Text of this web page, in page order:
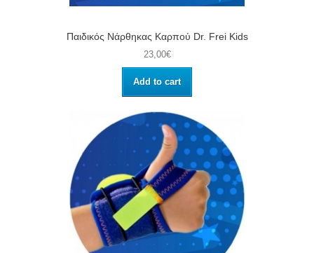
Παιδικός Νάρθηκας Καρπού Dr. Frei Kids
23,00€
Add to cart